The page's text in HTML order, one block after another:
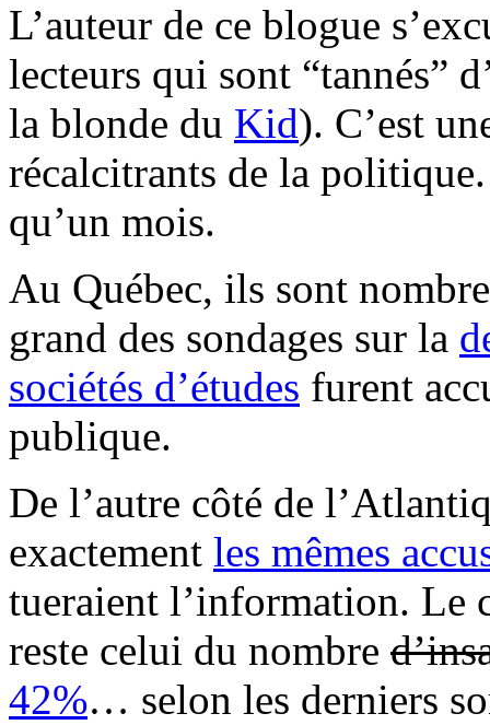
L’auteur de ce blogue
lecteurs qui sont “tannés”
la blonde du Kid). C’est
récalcitrants de la
qu’un mois.
Au Québec, ils sont
grand des sondages sur la
sociétés d’études furent
publique.
De l’autre côté de
exactement les mêmes
tueraient l’information. Le
reste celui du nombre
42%… selon les derniers